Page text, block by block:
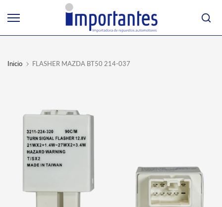
al
Inicio FLASHER MAZDA BT50 214-037